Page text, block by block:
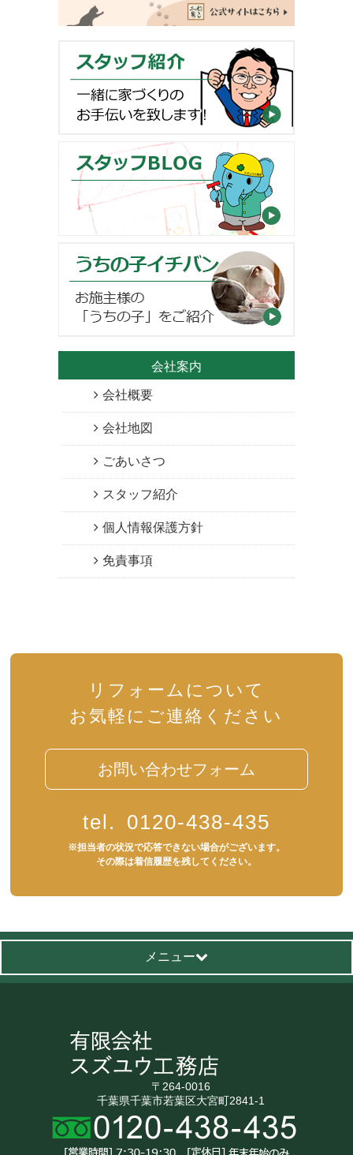
会社案内
会社概要
会社地図
ごあいさつ
スタッフ紹介
個人情報保護方針
免責事項
リフォームについて
お気軽にご連絡ください
お問い合わせフォーム
tel. 0120-438-435
※担当者の状況で応答できない場合がございます。
その際は着信履歴を残してください。
メニュー
〒264-0016
千葉県千葉市若葉区大宮町2841-1